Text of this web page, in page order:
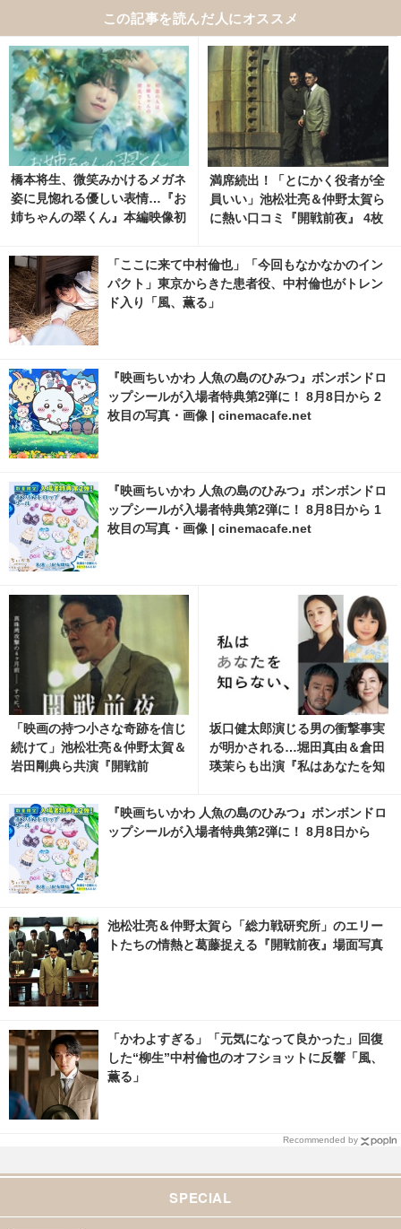
この記事を読んだ人にオススメ
橋本将生、微笑みかけるメガネ
姿に見惚れる優しい表情…『お
姉ちゃんの翠くん』本編映像初
満席続出！「とにかく役者が全
員いい」池松壮亮＆仲野太賀ら
に熱い口コミ『開戦前夜』 4枚
net
「ここに来て中村倫也」「今回もなかなかのイン
パクト」東京からきた患者役、中村倫也がトレン
ド入り「風、薫る」
『映画ちいかわ 人魚の島のひみつ』ボンボンドロ
ップシールが入場者特典第2弾に！ 8月8日から 2
枚目の写真・画像 | cinemacafe.net
『映画ちいかわ 人魚の島のひみつ』ボンボンドロ
ップシールが入場者特典第2弾に！ 8月8日から 1
枚目の写真・画像 | cinemacafe.net
「映画の持つ小さな奇跡を信じ
続けて」池松壮亮＆仲野太賀＆
岩田剛典ら共演『開戦前
開
坂口健太郎演じる男の衝撃事実
が明かされる…堀田真由＆倉田
瑛茉らも出演『私はあなたを知
『映画ちいかわ 人魚の島のひみつ』ボンボンドロ
ップシールが入場者特典第2弾に！ 8月8日から
池松壮亮＆仲野太賀ら「総力戦研究所」のエリー
トたちの情熱と葛藤捉える『開戦前夜』場面写真
「かわよすぎる」「元気になって良かった」回復
した“柳生”中村倫也のオフショットに反響「風、
薫る」
Recommended by
SPECIAL